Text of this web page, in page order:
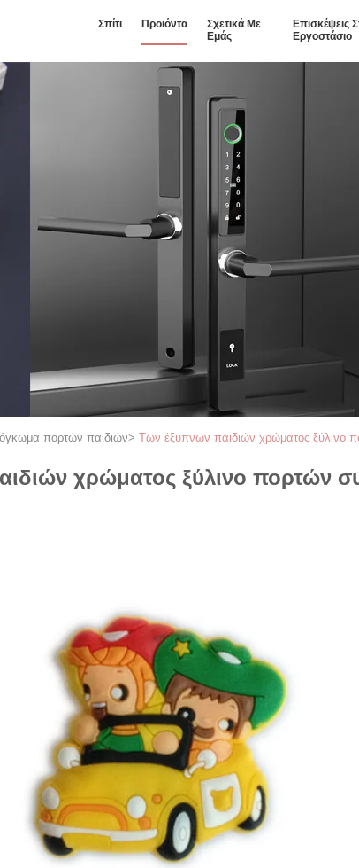
Σπίτι Προϊόντα
Σχετικά Με
Εμάς
Επισκέψεις
Εργοστάσιο
πορτών παιδιών> Των έξυπνων παιδιών χρώματος ξύλινο
χρώματος ξύλινο πορτών